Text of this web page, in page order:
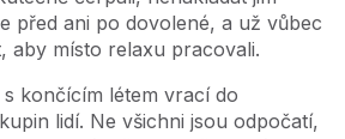
před ani po dovolené, a už vůbec
aby místo relaxu pracovali.
končícím létem vrací do
lidí. Ne všichni jsou odpočatí,